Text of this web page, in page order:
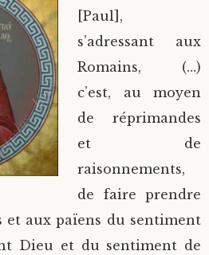
[Paul],
s’adressant aux
Romains, (…)
c’est, au moyen
de réprimandes
et de
raisonnements,
de faire prendre
et aux païens du sentiment
Dieu et du sentiment de